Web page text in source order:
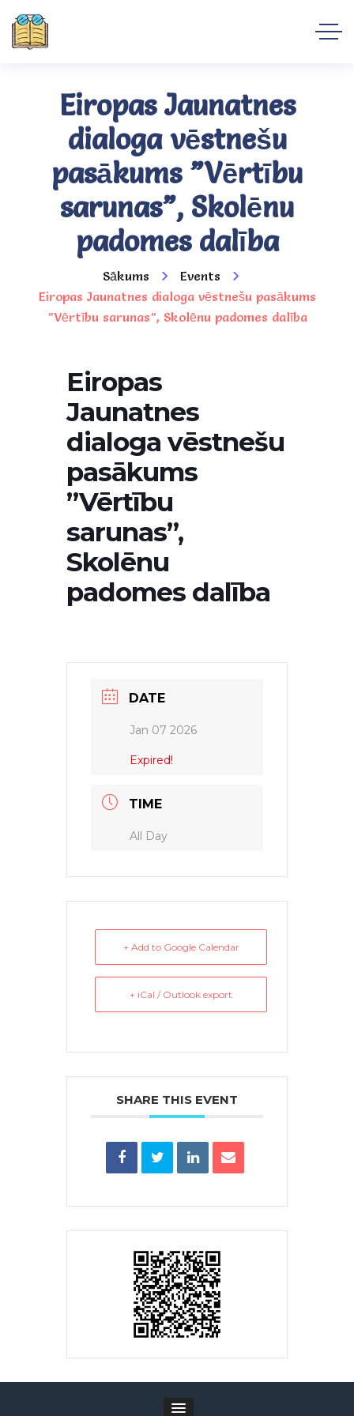
Eiropas Jaunatnes
dialoga vēstnešu
pasākums ”Vērtību
sarunas”, Skolēnu
padomes dalība
Sākums
Events
Eiropas Jaunatnes dialoga vēstnešu pasākums
”Vērtību sarunas”, Skolēnu padomes dalība
Eiropas
Jaunatnes
dialoga vēstnešu
pasākums
”Vērtību
sarunas”,
Skolēnu
padomes dalība
DATE
Jan 07 2026
Expired!
TIME
All Day
+ Add to Google Calendar
+ iCal / Outlook export
SHARE THIS EVENT